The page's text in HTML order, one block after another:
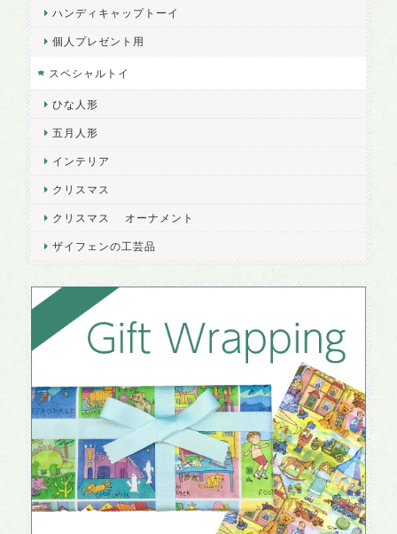
ハンディキャップトーイ
個人プレゼント用
スペシャルトイ
ひな人形
五月人形
インテリア
クリスマス
クリスマス オーナメント
ザイフェンの工芸品